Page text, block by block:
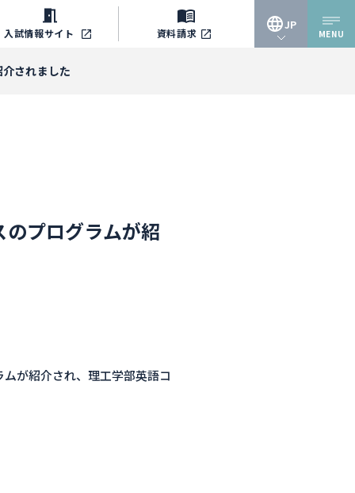
入試情報サイト 資料請求
JP
MENU
されました
プログラムが紹
が紹介され、理工学部英語コ